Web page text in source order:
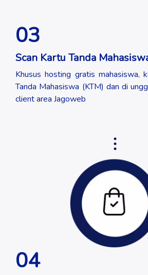
03
Scan Kartu Tanda
Khusus hosting gratis mahasiswa,
Tanda Mahasiswa (KTM) dan di
client area Jagoweb
04